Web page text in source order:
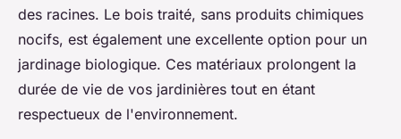
des racines. Le bois traité, sans produits chimiques
nocifs, est également une excellente option pour un
jardinage biologique. Ces matériaux prolongent la
durée de vie de vos jardinières tout en étant
respectueux de l'environnement.